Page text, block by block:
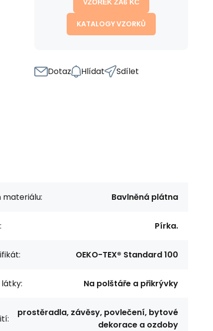
VZOREK ZA6 KČ
KATALOGY VZORKŮ
Dotaz Hlídat Sdílet
materiálu: Bavlněná plátna
Pírka.
OEKO-TEX® Standard 100
Na polštáře a přikrývky
prostěradla, závěsy, povlečení, bytové
dekorace a ozdoby